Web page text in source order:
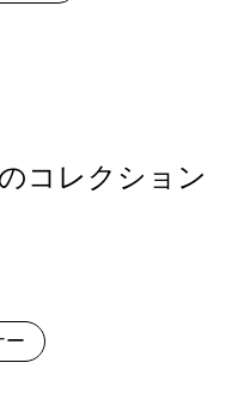
コレクション
ー